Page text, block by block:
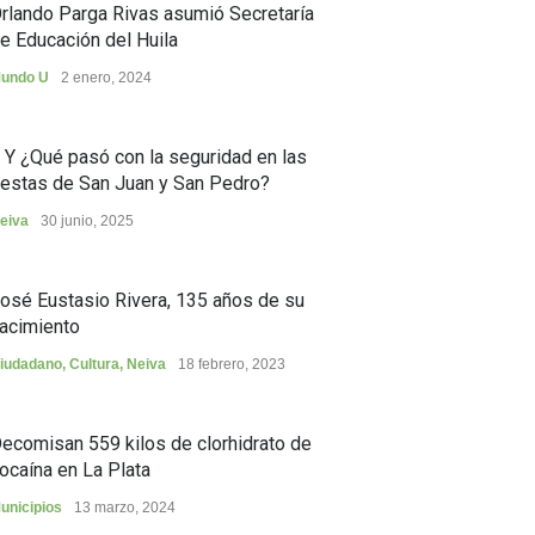
Parga Rivas asumió Secretaría
Educación del Huila
U 2 enero, 2024
Y ¿Qué pasó con la seguridad en las
de San Juan y San Pedro?
30 junio, 2025
Eustasio Rivera, 135 años de su
, Cultura, Neiva 18 febrero, 2023
559 kilos de clorhidrato de
en La Plata
13 marzo, 2024